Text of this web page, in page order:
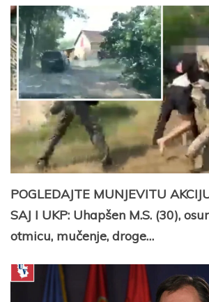
POGLEDAJTE MUNJEVITU
SAJ I UKP: Uhapšen M.S. (30),
otmicu, mučenje, droge…